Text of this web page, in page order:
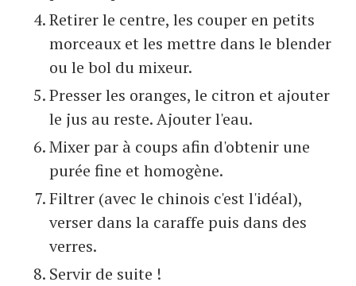
Retirer le centre, les couper en petits
morceaux et les mettre dans le blender
ou le bol du mixeur.
Presser les oranges, le citron et ajouter
le jus au reste. Ajouter l'eau.
Mixer par à coups afin d'obtenir une
purée fine et homogène.
Filtrer (avec le chinois c'est l'idéal),
verser dans la caraffe puis dans des
verres.
Servir de suite !